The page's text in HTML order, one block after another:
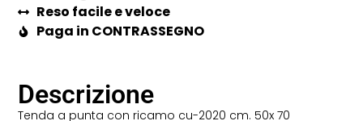
Reso facile e veloce
Paga in CONTRASSEGNO
Descrizione
Tenda a punta con ricamo cu-2020 cm. 50x 70